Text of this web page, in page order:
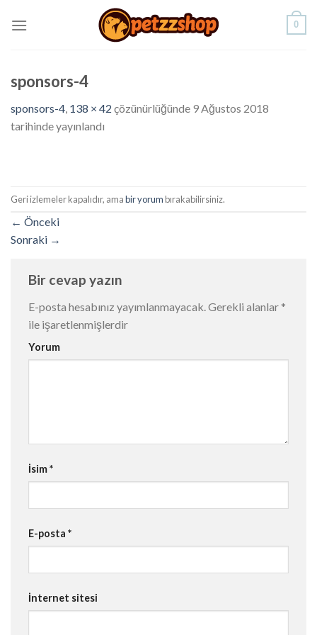
0
sponsors-4
sponsors-4, 138 × 42 çözünürlüğünde 9 Ağustos 2018
tarihinde yayınlandı
Geri izlemeler kapalıdır, amabir yorumbırakabilirsiniz.
← Önceki
Sonraki →
Bir cevap yazın
E-posta hesabınız yayımlanmayacak.Gerekli alanlar *
ile işaretlenmişlerdir
Yorum
İsim*
E-posta *
İnternet sitesi